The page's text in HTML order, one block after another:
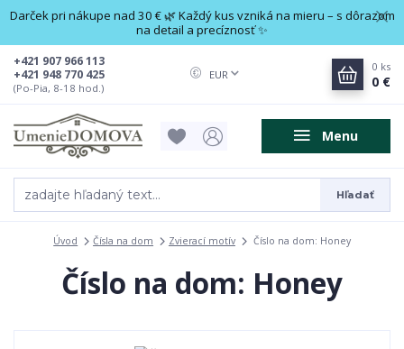
Darček pri nákupe nad 30 € 🌿 Každý kus vzniká na mieru – s dôrazom
na detail a precíznosť ✨
Menu
EUR
Hľadať
+421 948 770 425
+421 907 966 113
(Po-Pia, 8-18 hod.)
0 ks
0 €
Úvod Čísla na dom Zvierací motív Číslo na dom: Honey
Číslo na dom: Honey